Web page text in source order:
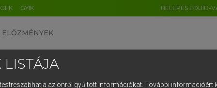
GYIK BELÉPÉS EDUID-
ELŐZMÉNYEK
LISTÁJA
az önről gyűjtött információkat. További információért